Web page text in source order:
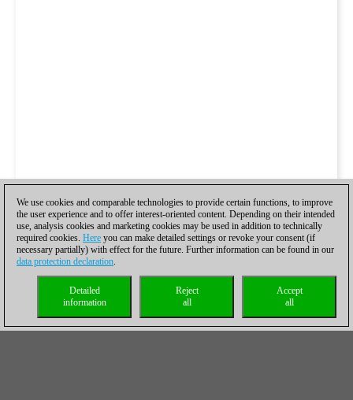
We use cookies and comparable technologies to provide certain functions, to improve
the user experience and to offer interest-oriented content. Depending on their intended
use, analysis cookies and marketing cookies may be used in addition to technically
required cookies. Here you can make detailed settings or revoke your consent (if
necessary partially) with effect for the future. Further information can be found in our
data protection declaration.
Accept
all
Reject
all
Detailed
information